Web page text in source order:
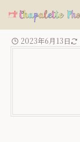
2023年6月13日